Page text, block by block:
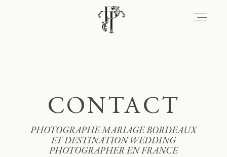
CONTACT
PHOTOGRAPHE MARIAGE BORDEAUX
ET DESTINATION WEDDING
PHOTOGRAPHER EN FRANCE
Portfolio
Lieux